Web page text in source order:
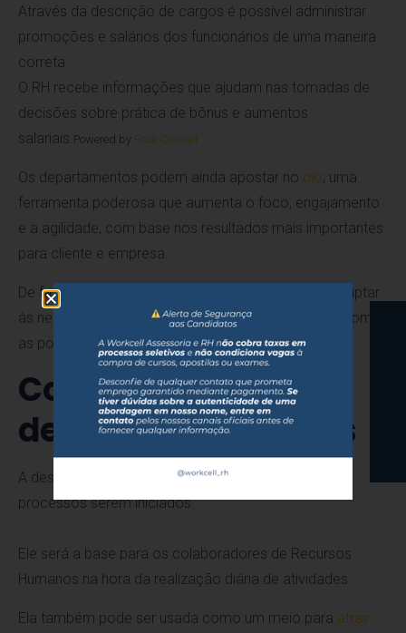
Através da descrição de cargos é possível administrar
promoções e salários dos funcionários de uma maneira
correta.
O RH recebe informações que ajudam nas tomadas de
decisões sobre prática de bônus e aumentos
salariais. Powered by Rock Convert
Os departamentos podem ainda apostar no okr, uma
ferramenta poderosa que aumenta o foco, engajamento
e a agilidade, com base nos resultados mais importantes
para cliente e empresa.
De fato, é importante adotar estratégias para se adaptar
às necessidades da empresa que seja compatível com
as políticas internas.
Como fazer uma
descrição de cargos
A descrição de cargos precisa ser feita antes dos
processos serem iniciados.
Ele será a base para os colaboradores de Recursos
Humanos na hora da realização diária de atividades.
Ela também pode ser usada como um meio para atrair